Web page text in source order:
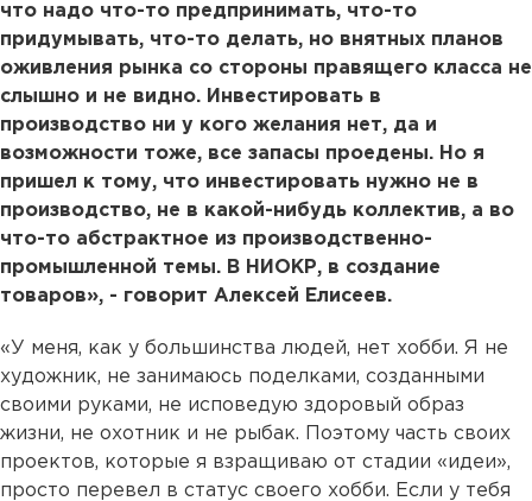
что надо что-то предпринимать, что-то
придумывать, что-то делать, но внятных планов
оживления рынка со стороны правящего класса не
слышно и не видно. Инвестировать в
производство ни у кого желания нет, да и
возможности тоже, все запасы проедены. Но я
пришел к тому, что инвестировать нужно не в
производство, не в какой-нибудь коллектив, а во
что-то абстрактное из производственно-
промышленной темы. В НИОКР, в создание
товаров», - говорит Алексей Елисеев.
«У меня, как у большинства людей, нет хобби. Я не
художник, не занимаюсь поделками, созданными
своими руками, не исповедую здоровый образ
жизни, не охотник и не рыбак. Поэтому часть своих
проектов, которые я взращиваю от стадии «идеи»,
просто перевел в статус своего хобби. Если у тебя